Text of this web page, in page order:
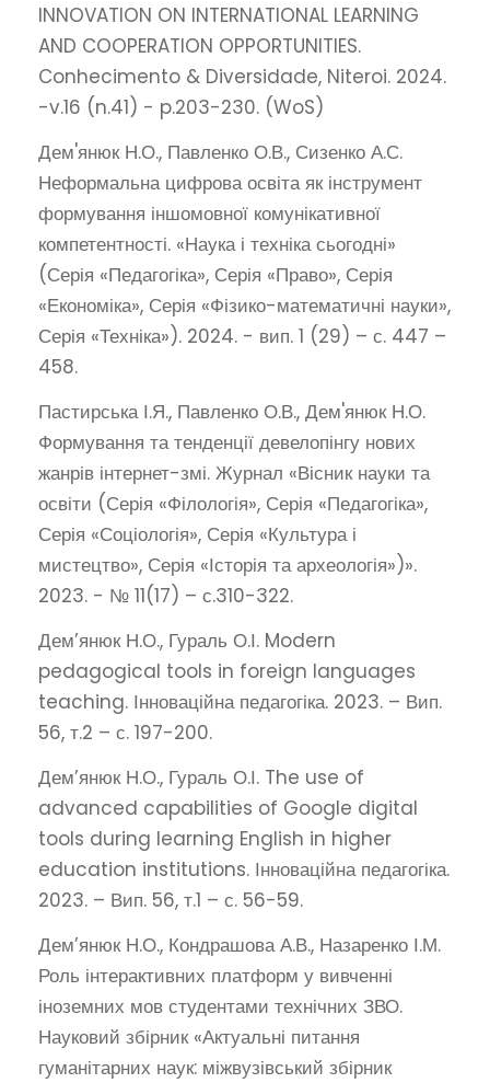
INNOVATION ON INTERNATIONAL LEARNING
AND COOPERATION OPPORTUNITIES.
Conhecimento & Diversidade, Niteroi. 2024.
-v.16 (n.41) - p.203-230. (WoS)
Дем'янюк Н.О., Павленко О.В., Сизенко А.С.
Неформальна цифрова освіта як інструмент
формування іншомовної комунікативної
компетентності. «Наука і техніка сьогодні»
(Серія «Педагогіка», Серія «Право», Серія
«Економіка», Серія «Фізико-математичні науки»,
Серія «Техніка»). 2024. - вип. 1 (29) – с. 447 –
458.
Пастирська І.Я., Павленко О.В., Дем'янюк Н.О.
Формування та тенденції девелопінгу нових
жанрів інтернет-змі. Журнал «Вісник науки та
освіти (Серія «Філологія», Серія «Педагогіка»,
Серія «Соціологія», Серія «Культура і
мистецтво», Серія «Історія та археологія»)».
2023. - № 11(17) – с.310-322.
Дем’янюк Н.О., Гураль О.І. Modern
pedagogical tools in foreign languages
teaching. Інноваційна педагогіка. 2023. – Вип.
56, т.2 – с. 197-200.
Дем’янюк Н.О., Гураль О.І. The use of
advanced capabilities of Google digital
tools during learning English in higher
education institutions. Інноваційна педагогіка.
2023. – Вип. 56, т.1 – с. 56-59.
Дем’янюк Н.О., Кондрашова А.В., Назаренко І.М.
Роль інтерактивних платформ у вивченні
іноземних мов студентами технічних ЗВО.
Науковий збірник «Актуальні питання
гуманітарних наук: міжвузівський збірник